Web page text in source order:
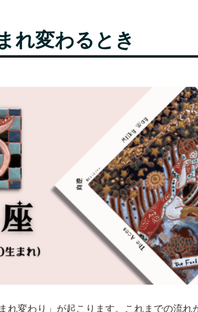
れ変わるとき
れ変わり」が起こります。これまでの流れ